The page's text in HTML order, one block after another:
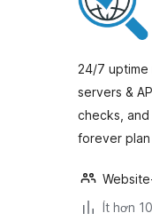
24/7 uptime
servers &
checks,
forever plan
Ít hơn